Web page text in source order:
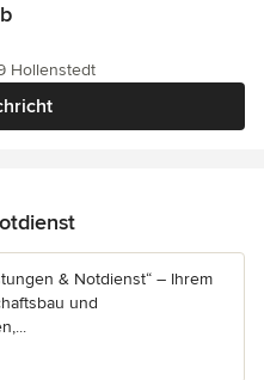
Hollenstedt
& Notdienst“ – Ihrem
und